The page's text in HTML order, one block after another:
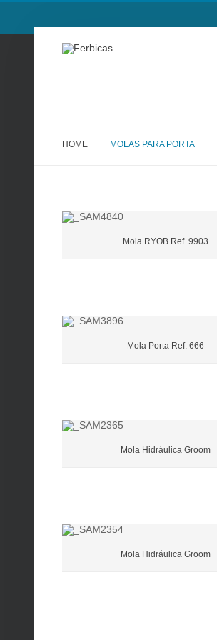
HOME MOLAS PARA PORTA
Mola RYOB Ref. 9903
Mola Porta Ref. 666
Mola Hidráulica Groom
Mola Hidráulica Groom